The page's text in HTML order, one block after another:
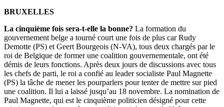
BRUXELLES
La cinquième fois sera-t-elle la bonne? La formation du
gouvernement belge a tourné court une fois de plus car Rudy
Demotte (PS) et Geert Bourgeois (N-VA), tous deux chargés par le
roi de Belgique de former une coalition gouvernementale, ont été
démis de leurs fonctions. Après deux jours de discussions avec tous
les chefs de parti, le roi a confié au leader socialiste Paul Magnette
(PS) la tâche de mener les pourparlers pour tenter de mettre sur pied
une coalition. Il lui a laissé jusqu’au 18 novembre. La nomination de
Paul Magnette, qui est le cinquième politicien désigné pour cette